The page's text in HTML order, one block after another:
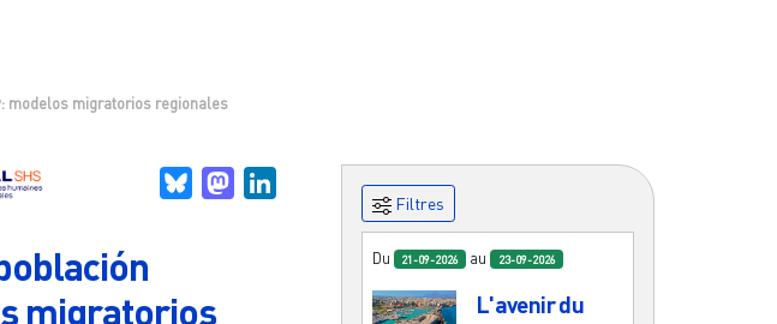
modelos migratorios regionales
BlueskyMastodon
migratorios
Filtres
Du 21-09-2026 au 23-09-2026
L'avenir du